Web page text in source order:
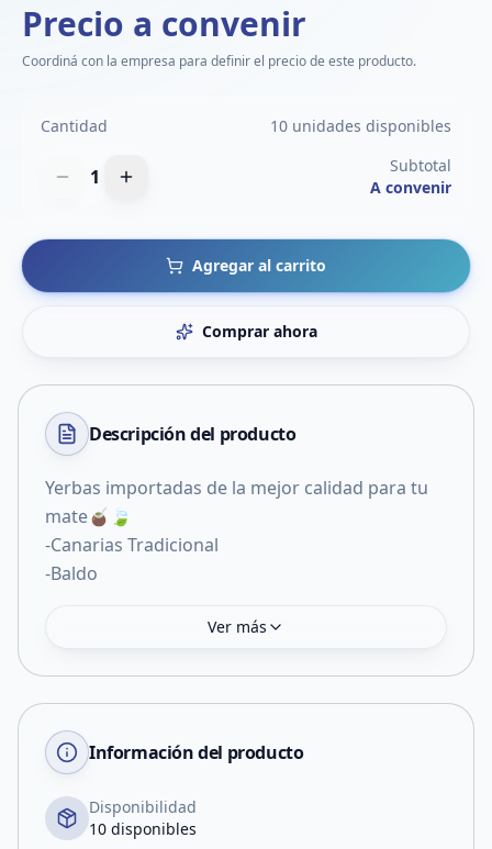
Precio a convenir
Coordiná con la empresa para definir el precio de este producto.
Cantidad 10 unidades disponibles
1
Subtotal
A convenir
Agregar al carrito
Comprar ahora
Descripción del producto
Yerbas importadas de la mejor calidad para tu
mate🧉🍃
-Canarias Tradicional
-Baldo
Ver más
Información del producto
Disponibilidad
10 disponibles